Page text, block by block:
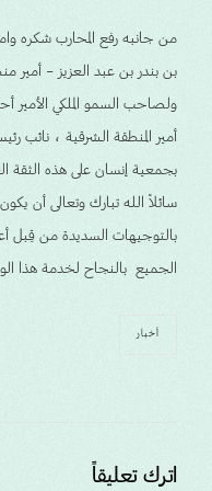
من جانبه رفع المحارب شكره
بن بندر بن عبد العزيز – أمير
ولصاحب السمو الملكي الأمير
أمير المنطقة الشرقية ، نائب
بجمعية إنسان على هذه الثقة
سائلاً الله تبارك وتعالى أن
بالتوجيهات السديدة من قِبل
الجميع بالنجاح لخدمة هذا
أخبار
اترك تعليقاً